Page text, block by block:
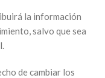
la información
salvo que sea
de cambiar los